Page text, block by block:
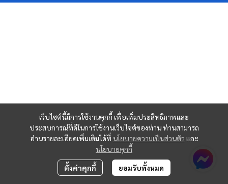
เว็บไซต์นี้มีการใช้งานคุกกี้ เพื่อเพิ่มประสิทธิภาพและ
ประสบการณ์ที่ดีในการใช้งานเว็บไซต์ของท่าน ท่านสามารถ
อ่านรายละเอียดเพิ่มเติมได้ที่ นโยบายความเป็นส่วนตัว และ
นโยบายคุกกี้
ตั้งค่าคุกกี้ ยอมรับทั้งหมด